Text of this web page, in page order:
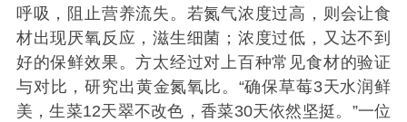
呼吸，阻止营养流失。若氮气浓度过高，则会让食
材出现厌氧反应，滋生细菌；浓度过低，又达不到
好的保鲜效果。方太经过对上百种常见食材的验证
与对比，研究出黄金氮氧比。“确保草莓3天水润鲜
美，生菜12天翠不改色，香菜30天依然坚挺。”一位